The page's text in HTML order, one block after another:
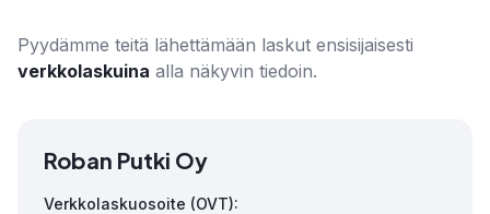
Pyydämme teitä lähettämään laskut ensisijaisesti
verkkolaskuina alla näkyvin tiedoin.
Roban Putki Oy
Verkkolaskuosoite (OVT):